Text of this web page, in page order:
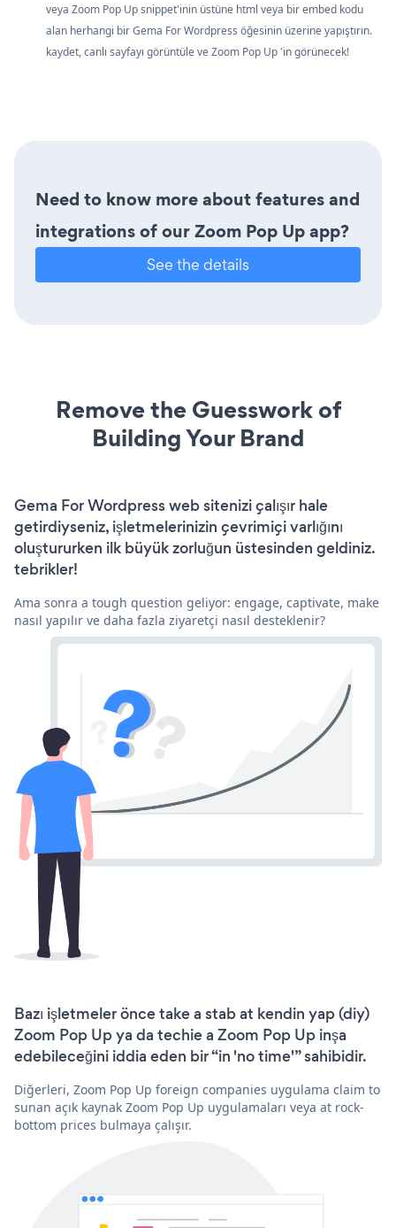
veya Zoom Pop Up snippet'inin üstüne html veya bir embed kodu
alan herhangi bir Gema For Wordpress öğesinin üzerine yapıştırın.
kaydet, canlı sayfayı görüntüle ve Zoom Pop Up 'in görünecek!
Need to know more about features and
integrations of our Zoom Pop Up app?
See the details
Remove the Guesswork of
Building Your Brand
Gema For Wordpress web sitenizi çalışır hale
getirdiyseniz, işletmelerinizin çevrimiçi varlığını
oluştururken ilk büyük zorluğun üstesinden geldiniz.
tebrikler!
Ama sonra a tough question geliyor: engage, captivate, make
nasıl yapılır ve daha fazla ziyaretçi nasıl desteklenir?
Bazı işletmeler önce take a stab at kendin yap (diy)
Zoom Pop Up ya da techie a Zoom Pop Up inşa
edebileceğini iddia eden bir “in 'no time'” sahibidir.
Diğerleri, Zoom Pop Up foreign companies uygulama claim to
sunan açık kaynak Zoom Pop Up uygulamaları veya at rock-
bottom prices bulmaya çalışır.